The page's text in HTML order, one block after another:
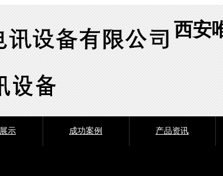
西安
示 成功案例 产品资讯